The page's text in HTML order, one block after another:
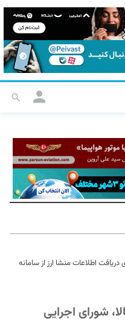
برای دریافت اطلاعات منشا ارز از سامانه
کالا، شورای اجرایی